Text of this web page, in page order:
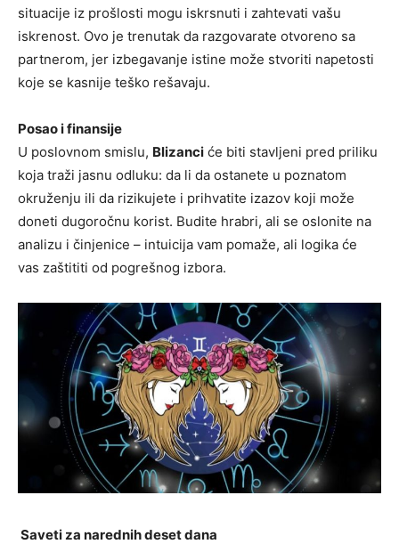
situacije iz prošlosti mogu iskrsnuti i zahtevati vašu
iskrenost. Ovo je trenutak da razgovarate otvoreno sa
partnerom, jer izbegavanje istine može stvoriti napetosti
koje se kasnije teško rešavaju.
Posao i finansije
U poslovnom smislu, Blizanci će biti stavljeni pred priliku
koja traži jasnu odluku: da li da ostanete u poznatom
okruženju ili da rizikujete i prihvatite izazov koji može
doneti dugoročnu korist. Budite hrabri, ali se oslonite na
analizu i činjenice – intuicija vam pomaže, ali logika će
vas zaštititi od pogrešnog izbora.
Saveti za narednih deset dana